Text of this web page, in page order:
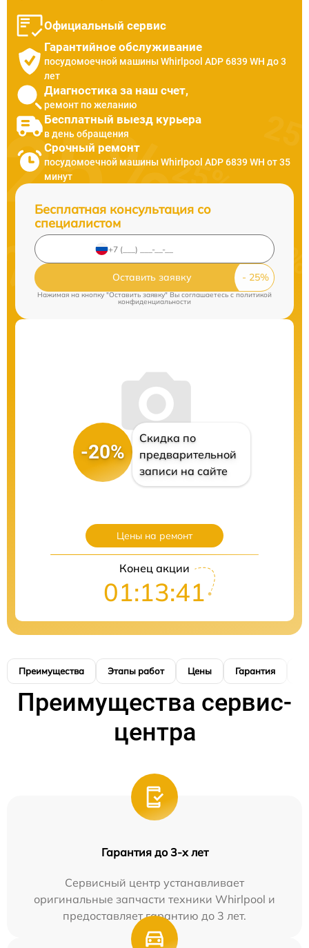
Официальный сервис
Гарантийное обслуживание
посудомоечной машины Whirlpool ADP 6839 WH до 3
лет
Диагностика за наш счет,
ремонт по желанию
Бесплатный выезд курьера
в день обращения
Срочный ремонт
посудомоечной машины Whirlpool ADP 6839 WH от 35
минут
Бесплатная консультация со
специалистом
Оставить заявку
Нажимая на кнопку "Оставить заявку" Вы соглашаетесь c политикой
конфиденциальности
-20%
Скидка по
предварительной
записи на сайте
Цены на ремонт
Конец акции
01:13:40
Преимущества Этапы работ Цены Гарантия
Преимущества сервис-
центра
Гарантия до 3-х лет
Сервисный центр устанавливает
оригинальные запчасти техники Whirlpool и
предоставляет гарантию до 3 лет.